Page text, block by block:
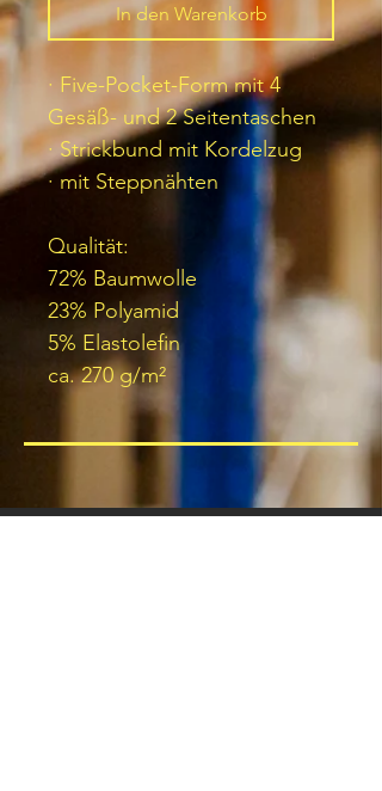
In den Warenkorb
· Five-Pocket-Form mit 4
Gesäß- und 2 Seitentaschen
· Strickbund mit Kordelzug
· mit Steppnähten
Qualität:
72% Baumwolle
23% Polyamid
5% Elastolefin
ca. 270 g/m²